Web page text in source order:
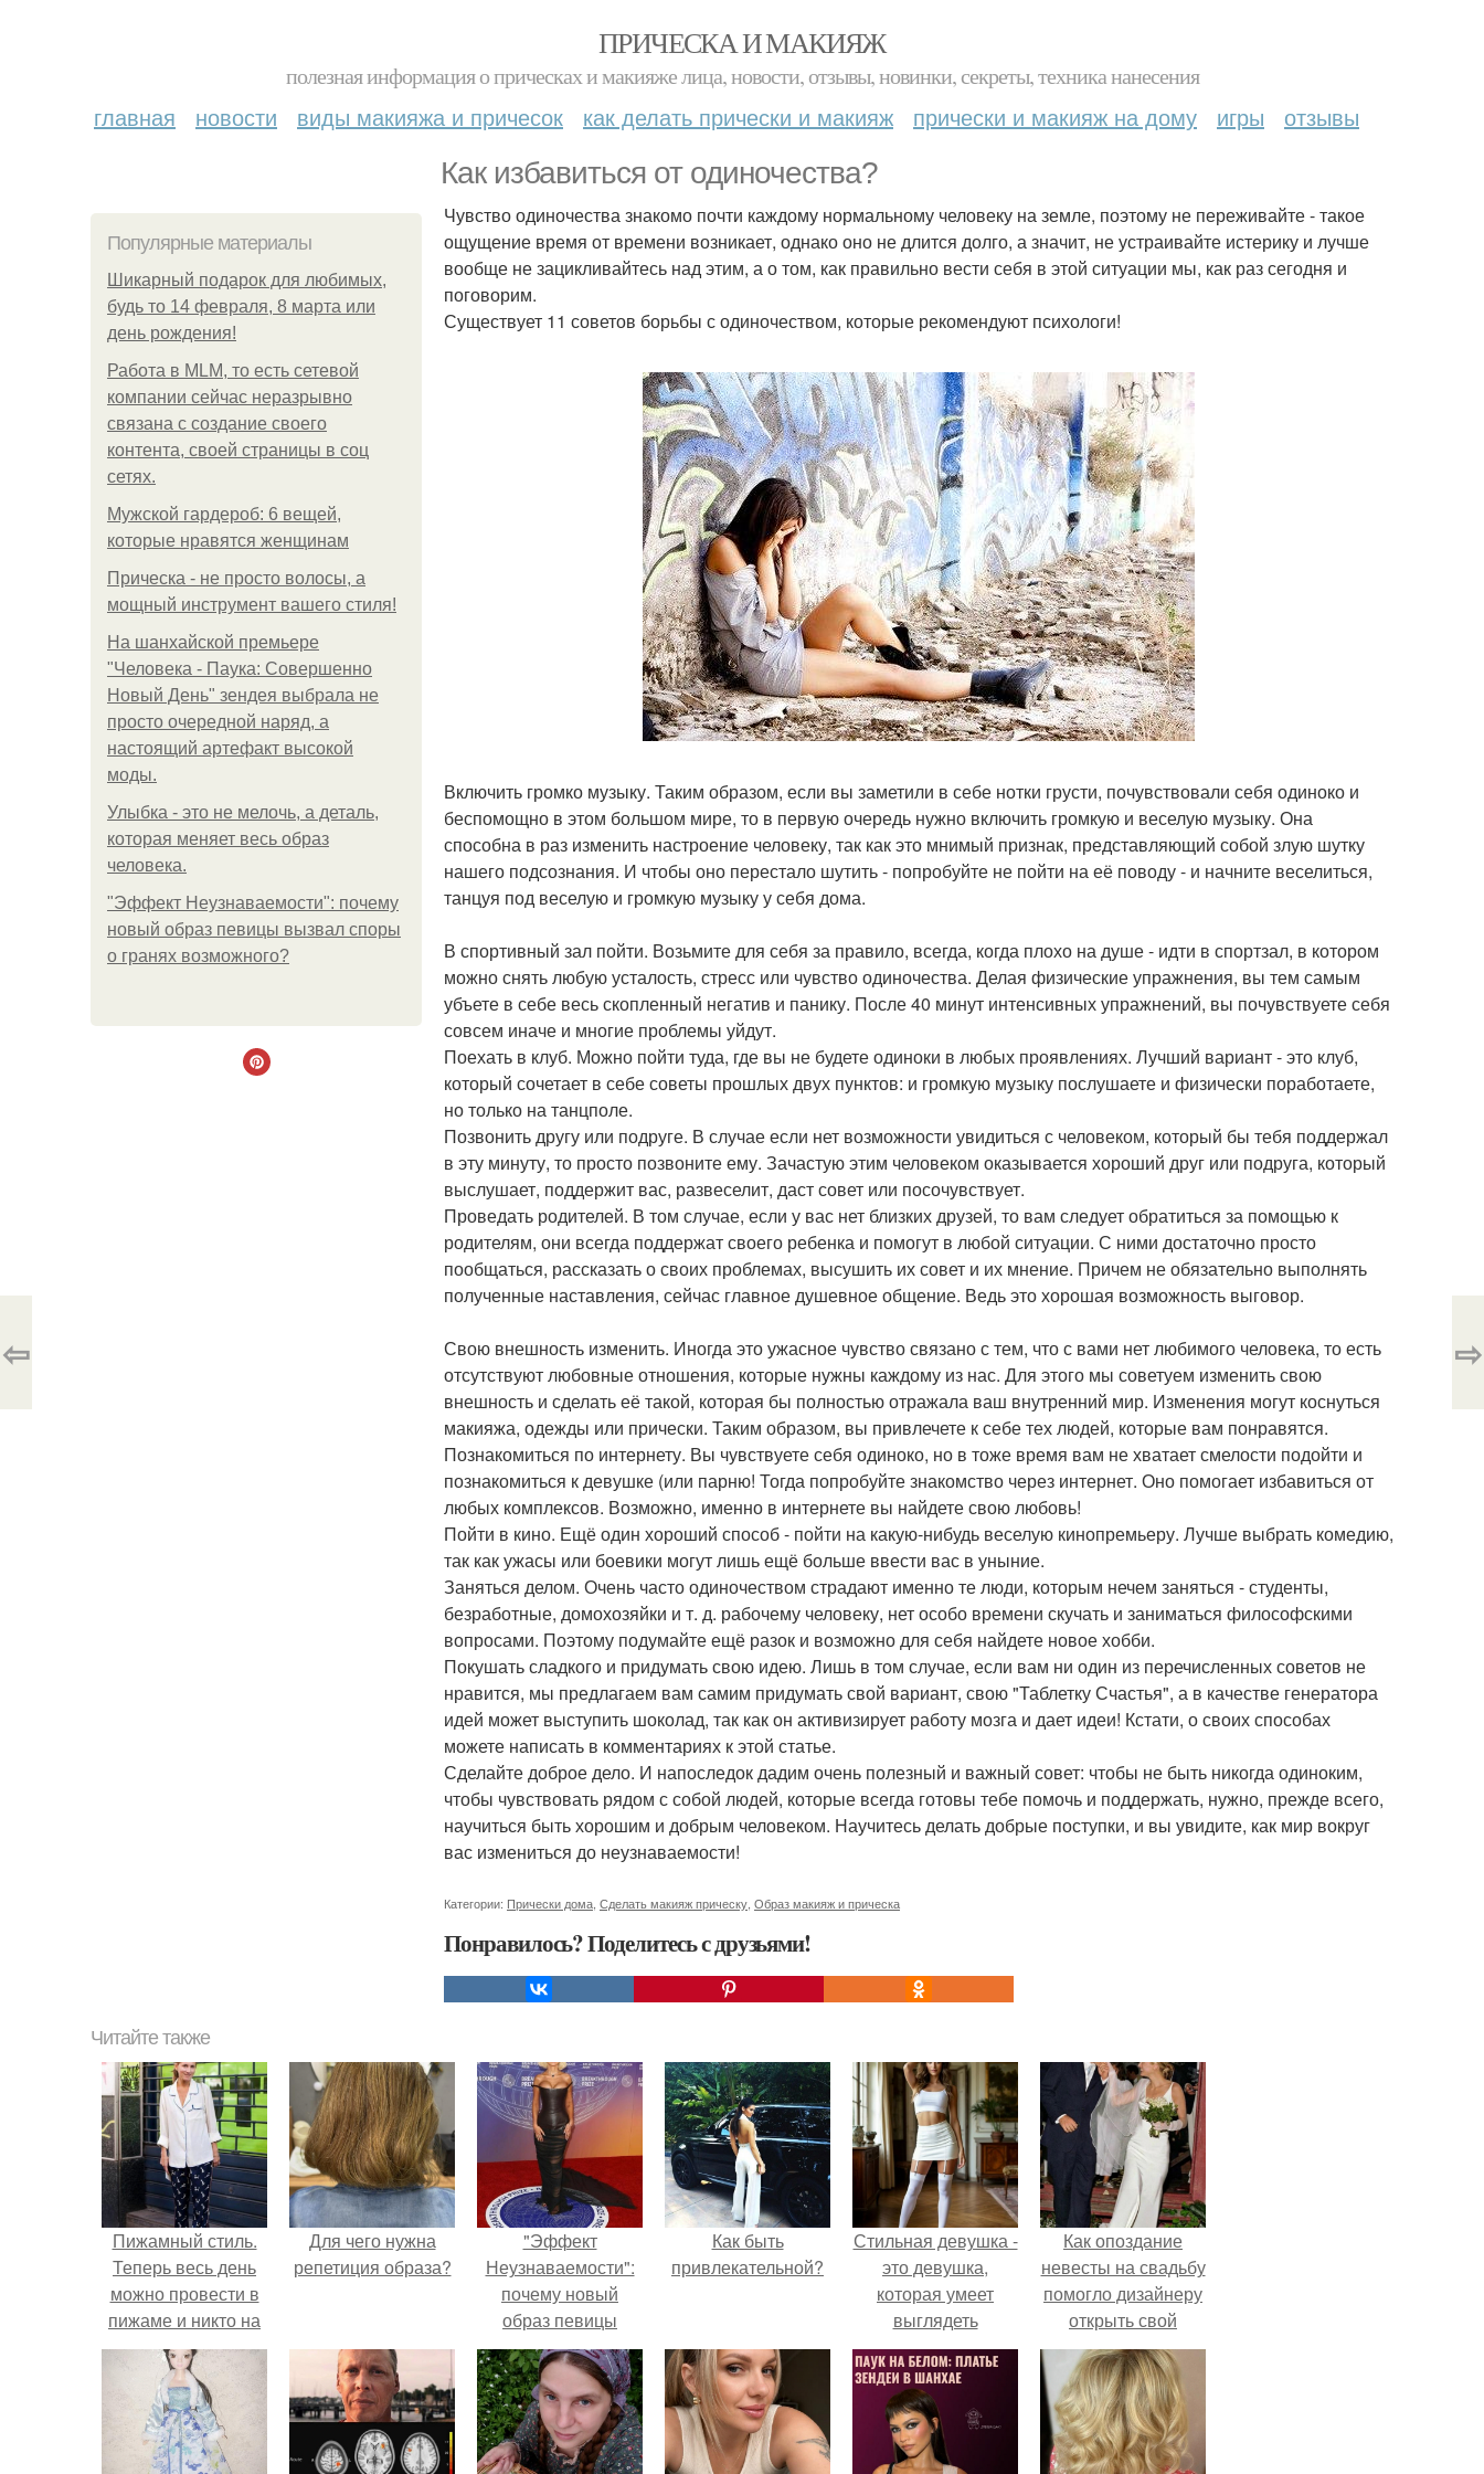
ПРИЧЕСКА И МАКИЯЖ
полезная информация о прическах и макияже лица, новости, отзывы, новинки, секреты, техника нанесения
главная новости виды макияжа и причесок как делать прически и макияж прически и макияж на дому игры отзывы
Как избавиться от одиночества?
Популярные материалы
Шикарный подарок для любимых,
будь то 14 февраля, 8 марта или
день рождения!
Работа в MLM, то есть сетевой
компании сейчас неразрывно
связана с создание своего
контента, своей страницы в соц
сетях.
Мужской гардероб: 6 вещей,
которые нравятся женщинам
Прическа - не просто волосы, а
мощный инструмент вашего стиля!
На шанхайской премьере
"Человека - Паука: Совершенно
Новый День" зендея выбрала не
просто очередной наряд, а
настоящий артефакт высокой
моды.
Улыбка - это не мелочь, а деталь,
которая меняет весь образ
человека.
"Эффект Неузнаваемости": почему
новый образ певицы вызвал споры
о гранях возможного?
Чувство одиночества знакомо почти каждому нормальному человеку на земле, поэтому не переживайте - такое
ощущение время от времени возникает, однако оно не длится долго, а значит, не устраивайте истерику и лучше
вообще не зацикливайтесь над этим, а о том, как правильно вести себя в этой ситуации мы, как раз сегодня и
поговорим.
Существует 11 советов борьбы с одиночеством, которые рекомендуют психологи!
Включить громко музыку. Таким образом, если вы заметили в себе нотки грусти, почувствовали себя одиноко и
беспомощно в этом большом мире, то в первую очередь нужно включить громкую и веселую музыку. Она
способна в раз изменить настроение человеку, так как это мнимый признак, представляющий собой злую шутку
нашего подсознания. И чтобы оно перестало шутить - попробуйте не пойти на её поводу - и начните веселиться,
танцуя под веселую и громкую музыку у себя дома.
В спортивный зал пойти. Возьмите для себя за правило, всегда, когда плохо на душе - идти в спортзал, в котором
можно снять любую усталость, стресс или чувство одиночества. Делая физические упражнения, вы тем самым
убъете в себе весь скопленный негатив и панику. После 40 минут интенсивных упражнений, вы почувствуете себя
совсем иначе и многие проблемы уйдут.
Поехать в клуб. Можно пойти туда, где вы не будете одиноки в любых проявлениях. Лучший вариант - это клуб,
который сочетает в себе советы прошлых двух пунктов: и громкую музыку послушаете и физически поработаете,
но только на танцполе.
Позвонить другу или подруге. В случае если нет возможности увидиться с человеком, который бы тебя поддержал
в эту минуту, то просто позвоните ему. Зачастую этим человеком оказывается хороший друг или подруга, который
выслушает, поддержит вас, развеселит, даст совет или посочувствует.
Проведать родителей. В том случае, если у вас нет близких друзей, то вам следует обратиться за помощью к
родителям, они всегда поддержат своего ребенка и помогут в любой ситуации. С ними достаточно просто
пообщаться, рассказать о своих проблемах, высушить их совет и их мнение. Причем не обязательно выполнять
полученные наставления, сейчас главное душевное общение. Ведь это хорошая возможность выговор.
Свою внешность изменить. Иногда это ужасное чувство связано с тем, что с вами нет любимого человека, то есть
отсутствуют любовные отношения, которые нужны каждому из нас. Для этого мы советуем изменить свою
внешность и сделать её такой, которая бы полностью отражала ваш внутренний мир. Изменения могут коснуться
макияжа, одежды или прически. Таким образом, вы привлечете к себе тех людей, которые вам понравятся.
Познакомиться по интернету. Вы чувствуете себя одиноко, но в тоже время вам не хватает смелости подойти и
познакомиться к девушке (или парню! Тогда попробуйте знакомство через интернет. Оно помогает избавиться от
любых комплексов. Возможно, именно в интернете вы найдете свою любовь!
Пойти в кино. Ещё один хороший способ - пойти на какую-нибудь веселую кинопремьеру. Лучше выбрать комедию,
так как ужасы или боевики могут лишь ещё больше ввести вас в уныние.
Заняться делом. Очень часто одиночеством страдают именно те люди, которым нечем заняться - студенты,
безработные, домохозяйки и т. д. рабочему человеку, нет особо времени скучать и заниматься философскими
вопросами. Поэтому подумайте ещё разок и возможно для себя найдете новое хобби.
Покушать сладкого и придумать свою идею. Лишь в том случае, если вам ни один из перечисленных советов не
нравится, мы предлагаем вам самим придумать свой вариант, свою "Таблетку Счастья", а в качестве генератора
идей может выступить шоколад, так как он активизирует работу мозга и дает идеи! Кстати, о своих способах
можете написать в комментариях к этой статье.
Сделайте доброе дело. И напоследок дадим очень полезный и важный совет: чтобы не быть никогда одиноким,
чтобы чувствовать рядом с собой людей, которые всегда готовы тебе помочь и поддержать, нужно, прежде всего,
научиться быть хорошим и добрым человеком. Научитесь делать добрые поступки, и вы увидите, как мир вокруг
вас измениться до неузнаваемости!
Категории: Прически дома Сделать макияж прическу Образ макияж и прическа
Понравилось? Поделитесь с друзьями!
⇦ ⇨
Читайте также
Пижамный стиль.
Теперь весь день
можно провести в
пижаме и никто на
вас косо не
посмотрит.
Для чего нужна
репетиция образа?
"Эффект
Неузнаваемости":
почему новый
образ певицы
вызвал споры о
гранях
возможного?
Как быть
привлекательной?
Стильная девушка -
это девушка,
которая умеет
выглядеть
привлекательно и
элегантно в любои
ситуации.
Как опоздание
невесты на свадьбу
помогло дизайнеру
открыть свой
бренд.